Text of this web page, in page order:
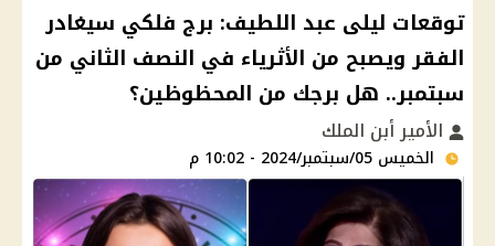
توقعات ليلى عبد اللطيف: برج فلكي سيغادر
الفقر ويصبح من الأثرياء في النصف الثاني من
سبتمبر.. هل برجك من المحظوظين؟
الأمير أبن الملك
الخميس 05/سبتمبر/2024 - 10:02 م